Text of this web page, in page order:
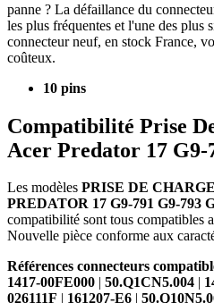
panne ? La défaillance du
les plus fréquentes et l'une des plus
connecteur neuf, en stock France,
coûteux.
10 pins
Compatibilité Prise
Acer Predator 17 G9-
Les modèles PRISE DE
PREDATOR 17 G9-791 G9-793
compatibilité sont tous compatibles
Nouvelle pièce conforme aux
Références connecteurs
1417-00FE000 | 50.Q1CN5.004 |
026111F | 161207-E6 |